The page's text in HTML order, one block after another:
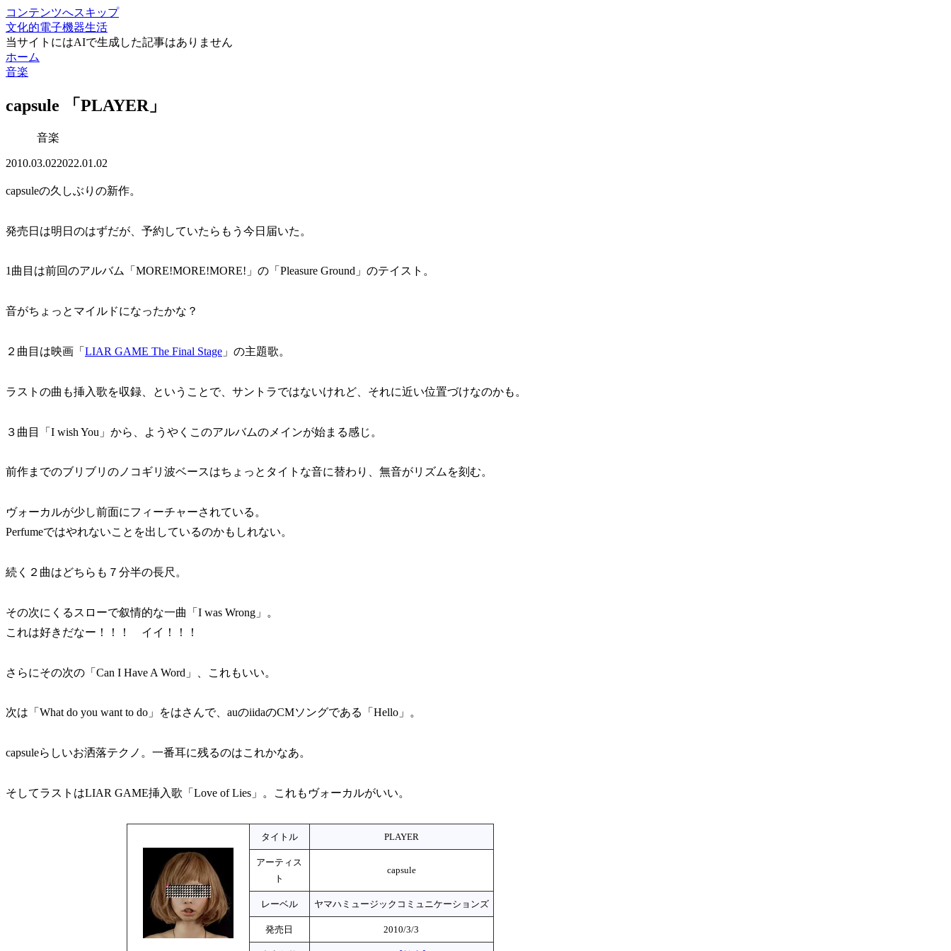
コンテンツへスキップ
文化的電子機器生活
当サイトにはAIで生成した記事はありません
ホーム
音楽
capsule 「PLAYER」
音楽
2010.03.022022.01.02
capsuleの久しぶりの新作。
発売日は明日のはずだが、予約していたらもう今日届いた。
1曲目は前回のアルバム「MORE!MORE!MORE!」の「Pleasure Ground」のテイスト。
音がちょっとマイルドになったかな？
２曲目は映画「 LIAR GAME The Final Stage 」の主題歌。
ラストの曲も挿入歌を収録、ということで、サントラではないけれど、それに近い位置づけなのかも。
３曲目「I wish You」から、ようやくこのアルバムのメインが始まる感じ。
前作までのブリブリのノコギリ波ベースはちょっとタイトな音に替わり、無音がリズムを刻む。
ヴォーカルが少し前面にフィーチャーされている。
Perfumeではやれないことを出しているのかもしれない。
続く２曲はどちらも７分半の長尺。
その次にくるスローで叙情的な一曲「I was Wrong」。
これは好きだなー！！！ イイ！！！
さらにその次の「Can I Have A Word」、これもいい。
次は「What do you want to do」をはさんで、auのiidaのCMソングである「Hello」。
capsuleらしいお洒落テクノ。一番耳に残るのはこれかなあ。
そしてラストはLIAR GAME挿入歌「Love of Lies」。これもヴォーカルがいい。
タイトル PLAYER
アーティス
ト
capsule
レーベル ヤマハミュージックコミュニケーションズ
発売日 2010/3/3